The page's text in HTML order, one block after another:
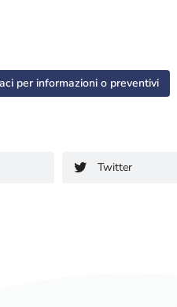
per informazioni o preventivi
Twitter